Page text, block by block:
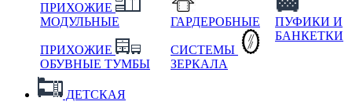
ПРИХОЖИЕ
МОДУЛЬНЫЕ
ПРИХОЖИЕ
ОБУВНЫЕ ТУМБЫ
ГАРДЕРОБНЫЕ
СИСТЕМЫ
ЗЕРКАЛА
ПУФИКИ И
БАНКЕТКИ
ДЕТСКАЯ